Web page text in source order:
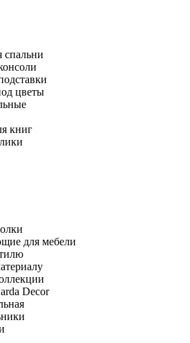
спальни
цветы
книг
для мебели
Decor